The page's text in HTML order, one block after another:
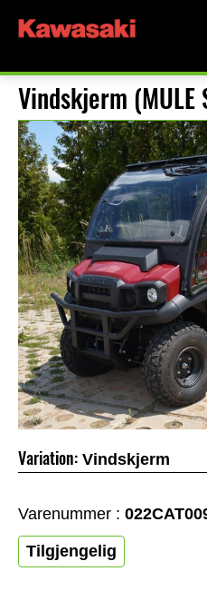
Vindskjerm (MULE
Variation: Vindskjerm
Varenummer :
Tilgjengelig